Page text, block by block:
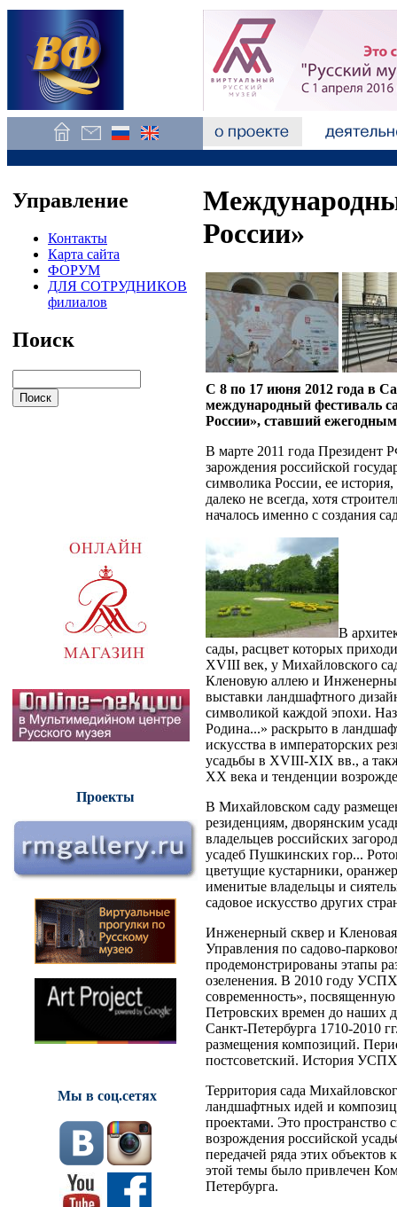
Управление
Контакты
Карта сайта
ФОРУМ
ДЛЯ СОТРУДНИКОВ
филиалов
Поиск
Проекты
Мы в соц.сетях
России»
С 8 по 17 июня 2012 года в
международный фестиваль
России», ставший
В марте 2011 года Президент
зарождения российской
символика России, ее история,
далеко не всегда, хотя
началось именно с создания
В
сады, расцвет которых
XVIII век, у Михайловского
Кленовую аллею и
выставки ландшафтного
символикой каждой эпохи.
Родина...» раскрыто в
искусства в императорских
усадьбы в XVIII-XIX вв., а
XX века и тенденции
В Михайловском саду
резиденциям, дворянским
владельцев российских
усадеб Пушкинских гор...
цветущие кустарники,
именитые владельцы и
садовое искусство других
Инженерный сквер и
Управления по садово-
продемонстрированы этапы
озеленения. В 2010 году
современность», посвященную
Петровских времен до наших
Санкт-Петербурга 1710-2010
размещения композиций.
постсоветский. История УСПХ
Территория сада
ландшафтных идей и
проектами. Это пространство
возрождения российской
передачей ряда этих
этой темы было привлечен
Петербурга.